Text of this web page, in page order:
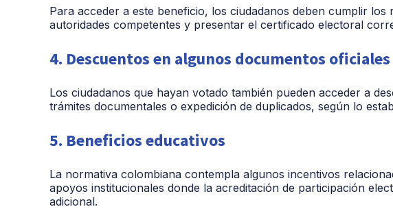
Para acceder a este beneficio, los ciudadanos deben cumplir los
autoridades competentes y presentar el certificado electoral
4. Descuentos en algunos documentos oficiales
Los ciudadanos que hayan votado también pueden acceder a
trámites documentales o expedición de duplicados, según lo
5. Beneficios educativos
La normativa colombiana contempla algunos incentivos
apoyos institucionales donde la acreditación de participación
adicional.